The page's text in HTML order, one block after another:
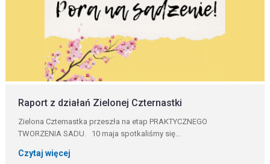
Raport z działań Zielonej Czternastki
Zielona Czternastka przeszła na etap PRAKTYCZNEGO
TWORZENIA SADU. 10 maja spotkaliśmy się...
Czytaj więcej